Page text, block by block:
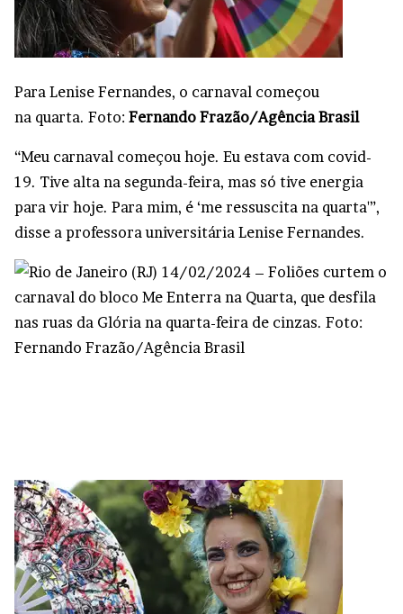
Para Lenise Fernandes, o carnaval começou
na quarta. Foto: Fernando Frazão/Agência Brasil
“Meu carnaval começou hoje. Eu estava com covid-
19. Tive alta na segunda-feira, mas só tive energia
para vir hoje. Para mim, é ‘me ressuscita na quarta'”,
disse a professora universitária Lenise Fernandes.